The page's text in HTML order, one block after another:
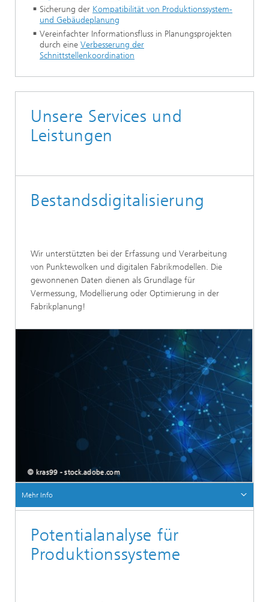
Sicherung der Kompatibilität von Produktionssystem-
und Gebäudeplanung
Vereinfachter Informationsfluss in Planungsprojekten
durch eine Verbesserung der
Schnittstellenkoordination
Unsere Services und
Leistungen
Bestandsdigitalisierung
Wir unterstützten bei der Erfassung und Verarbeitung
von Punktewolken und digitalen Fabrikmodellen. Die
gewonnenen Daten dienen als Grundlage für
Vermessung, Modellierung oder Optimierung in der
Fabrikplanung!
© kras99 - stock.adobe.com
Mehr Info
Potentialanalyse für
Produktionssysteme